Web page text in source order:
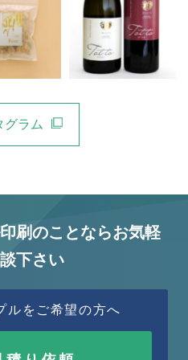
グラム
刷のことならお気軽
下さい
ルをご希望の方へ